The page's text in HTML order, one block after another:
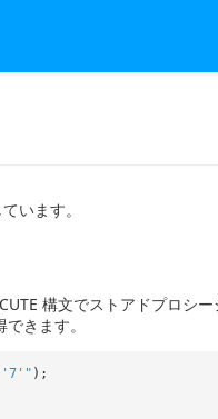
います。
構文でストアドプロシ
きます。
'7'" );